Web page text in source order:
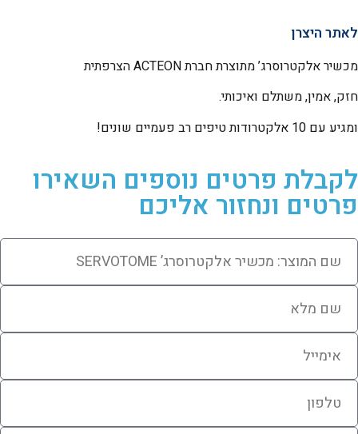
לאתר היצרן
מכשיר אלקטרוסרג’ מתוצרת חברת ACTEON הצרפתית
חזק, אמין, משתלם ואיכותי.
ומגיע עם 10 אלקטרודות טיפים רב פעמיים שונים!
לקבלת פרטים נוספים השאירו
פרטים ונחזור אליכם